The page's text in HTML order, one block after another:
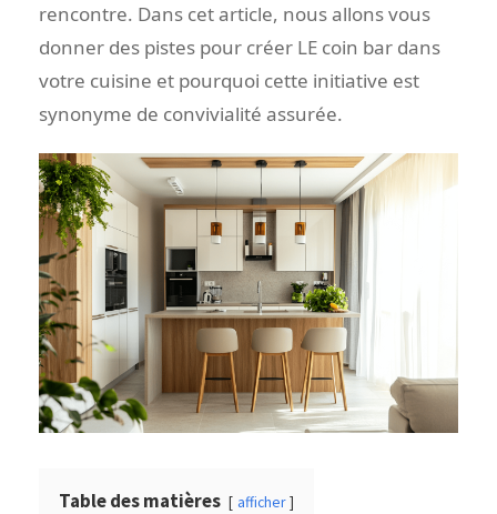
rencontre. Dans cet article, nous allons vous
donner des pistes pour créer LE coin bar dans
votre cuisine et pourquoi cette initiative est
synonyme de convivialité assurée.
Table des matières afficher